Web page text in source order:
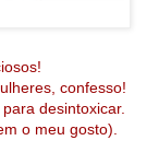
confesso!
desintoxicar.
o meu gosto).